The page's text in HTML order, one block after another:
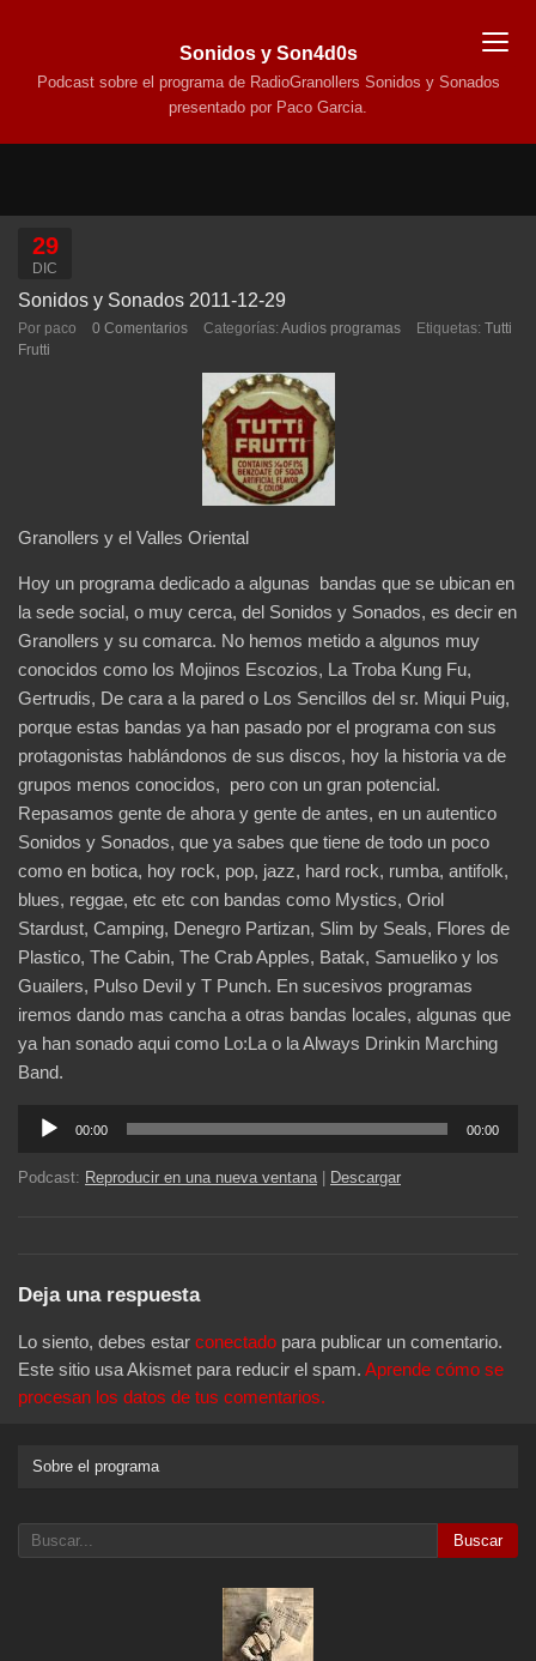
Sonidos y Son4d0s
Podcast sobre el programa de RadioGranollers Sonidos y Sonados
presentado por Paco Garcia.
29
DIC
Sonidos y Sonados 2011-12-29
Por paco 0 Comentarios Categorías: Audios programas Etiquetas: Tutti
Frutti
Granollers y el Valles Oriental
Hoy un programa dedicado a algunas bandas que se ubican en
la sede social, o muy cerca, del Sonidos y Sonados, es decir en
Granollers y su comarca. No hemos metido a algunos muy
conocidos como los Mojinos Escozios, La Troba Kung Fu,
Gertrudis, De cara a la pared o Los Sencillos del sr. Miqui Puig,
porque estas bandas ya han pasado por el programa con sus
protagonistas hablándonos de sus discos, hoy la historia va de
grupos menos conocidos, pero con un gran potencial.
Repasamos gente de ahora y gente de antes, en un autentico
Sonidos y Sonados, que ya sabes que tiene de todo un poco
como en botica, hoy rock, pop, jazz, hard rock, rumba, antifolk,
blues, reggae, etc etc con bandas como Mystics, Oriol
Stardust, Camping, Denegro Partizan, Slim by Seals, Flores de
Plastico, The Cabin, The Crab Apples, Batak, Samueliko y los
Guailers, Pulso Devil y T Punch. En sucesivos programas
iremos dando mas cancha a otras bandas locales, algunas que
ya han sonado aqui como Lo:La o la Always Drinkin Marching
Band.
Reproductor
audio
00:00 00:00
Podcast: Reproducir en una nueva ventana | Descargar
Deja una respuesta
Lo siento, debes estar conectado para publicar un comentario.
Este sitio usa Akismet para reducir el spam. Aprende cómo se
procesan los datos de tus comentarios.
Sobre el programa
Buscar